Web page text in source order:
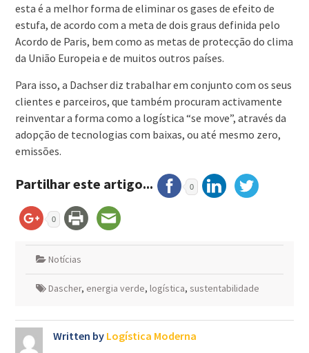
esta é a melhor forma de eliminar os gases de efeito de
estufa, de acordo com a meta de dois graus definida pelo
Acordo de Paris, bem como as metas de protecção do clima
da União Europeia e de muitos outros países.
Para isso, a Dachser diz trabalhar em conjunto com os seus
clientes e parceiros, que também procuram activamente
reinventar a forma como a logística “se move”, através da
adopção de tecnologias com baixas, ou até mesmo zero,
emissões.
Partilhar este artigo... 0
0
Notícias
Dascher, energia verde, logística, sustentabilidade
Written by Logística Moderna